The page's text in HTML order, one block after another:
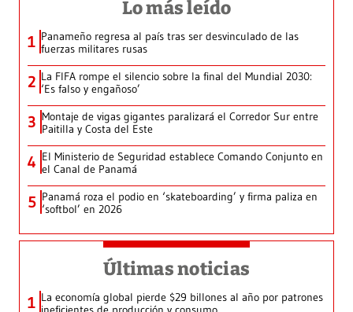
Lo más leído
1 Panameño regresa al país tras ser desvinculado de las
fuerzas militares rusas
2 La FIFA rompe el silencio sobre la final del Mundial 2030:
‘Es falso y engañoso’
3 Montaje de vigas gigantes paralizará el Corredor Sur entre
Paitilla y Costa del Este
4 El Ministerio de Seguridad establece Comando Conjunto en
el Canal de Panamá
5 Panamá roza el podio en ‘skateboarding’ y firma paliza en
‘softbol’ en 2026
Últimas noticias
1 La economía global pierde $29 billones al año por patrones